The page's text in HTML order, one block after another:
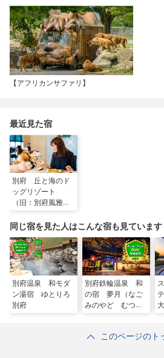
【アフリカンサファリ】
最近見た宿
別府 丘と海のド
ッグリゾート
（旧：別府風雅）
同じ宿を見た人はこんな宿も見ています
別府温泉 和モダ
ン湯宿 ゆとりろ
別府
別府鉄輪温泉 和
の宿 夢月（なご
みのやど むつ
このページのト